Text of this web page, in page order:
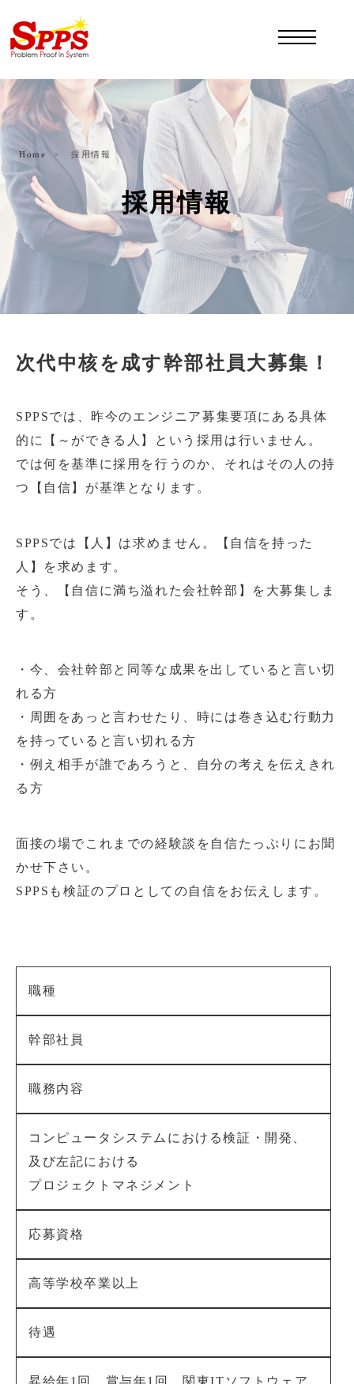
Home 採用情報
採用情報
次代中核を成す幹部社員大募集！
SPPSでは、昨今のエンジニア募集要項にある具体
的に【～ができる人】という採用は行いません。
では何を基準に採用を行うのか、それはその人の持
つ【自信】が基準となります。
SPPSでは【人】は求めません。【自信を持った
人】を求めます。
そう、【自信に満ち溢れた会社幹部】を大募集しま
す。
・今、会社幹部と同等な成果を出していると言い切
れる方
・周囲をあっと言わせたり、時には巻き込む行動力
を持っていると言い切れる方
・例え相手が誰であろうと、自分の考えを伝えきれ
る方
面接の場でこれまでの経験談を自信たっぷりにお聞
かせ下さい。
SPPSも検証のプロとしての自信をお伝えします。
職種
幹部社員
職務内容
コンピュータシステムにおける検証・開発、
及び左記における
プロジェクトマネジメント
応募資格
高等学校卒業以上
待遇
昇給年1回、賞与年1回、関東ITソフトウェア